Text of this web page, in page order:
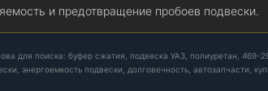
и предотвращение пробоев подвески.
для поиска: буфер сжатия, подвеска УАЗ, полиуретан, 469-
энергоемкость подвески, долговечность, автозапчасти,